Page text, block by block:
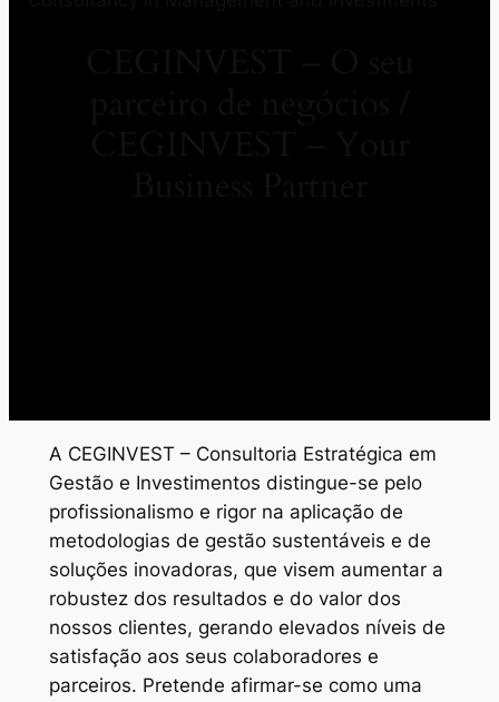
A CEGINVEST – Consultoria Estratégica em
Gestão e Investimentos distingue-se pelo
profissionalismo e rigor na aplicação de
metodologias de gestão sustentáveis e de
soluções inovadoras, que visem aumentar a
robustez dos resultados e do valor dos
nossos clientes, gerando elevados níveis de
satisfação aos seus colaboradores e
parceiros. Pretende afirmar-se como uma